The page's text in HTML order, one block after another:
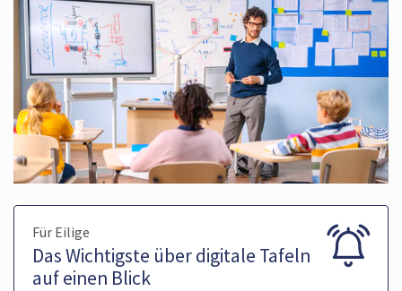
Für Eilige
Das Wichtigste über digitale Tafeln
auf einen Blick